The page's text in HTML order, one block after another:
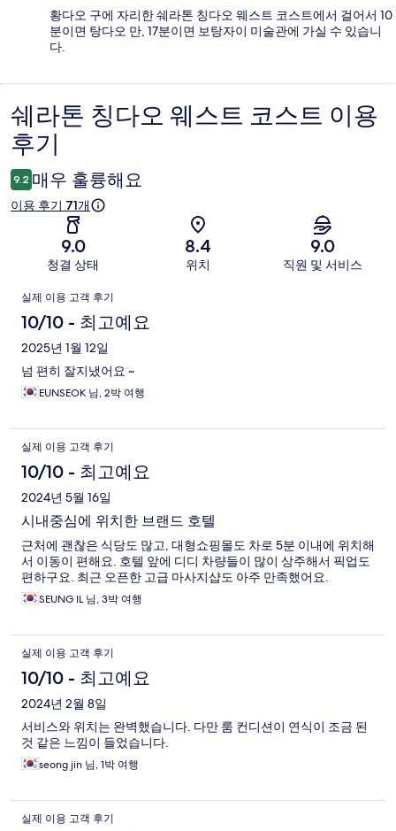
황다오 구에 자리한 쉐라톤 칭다오 웨스트 코스트에서 걸어서 10
분이면 탕다오 만, 17분이면 보탕자이 미술관에 가실 수 있습니
다.
이
용
후
기
쉐라톤 칭다오 웨스트 코스트 이용
후기
9.2 매우 훌륭해요
이용 후기 71개
9.0
청결 상태
8.4
위치
9.0
직원 및 서비스
이
용
후
기
실제 이용 고객 후기
10/10 - 최고예요
2025년 1월 12일
넘 편히 잘지냈어요 ~
EUNSEOK 님, 2박 여행
실제 이용 고객 후기
10/10 - 최고예요
2024년 5월 16일
시내중심에 위치한 브랜드 호텔
근처에 괜찮은 식당도 많고, 대형쇼핑몰도 차로 5분 이내에 위치해
서 이동이 편해요. 호텔 앞에 디디 차량들이 많이 상주해서 픽업도
편하구요. 최근 오픈한 고급 마사지샵도 아주 만족했어요.
SEUNG IL 님, 3박 여행
실제 이용 고객 후기
10/10 - 최고예요
2024년 2월 8일
서비스와 위치는 완벽했습니다. 다만 룸 컨디션이 연식이 조금 된
것 같은 느낌이 들었습니다.
seong jin 님, 1박 여행
실제 이용 고객 후기